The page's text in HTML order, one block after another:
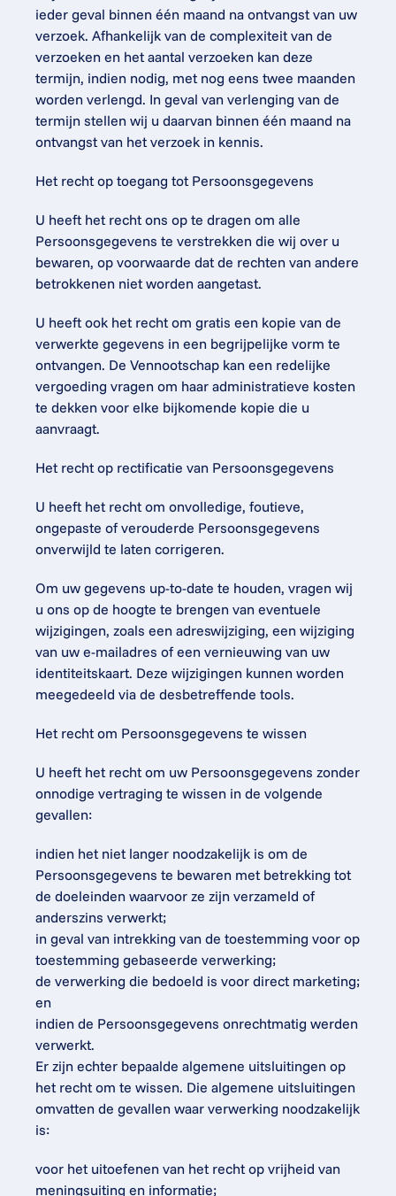
ieder geval binnen één maand na ontvangst van uw
verzoek. Afhankelijk van de complexiteit van de
verzoeken en het aantal verzoeken kan deze
termijn, indien nodig, met nog eens twee maanden
worden verlengd. In geval van verlenging van de
termijn stellen wij u daarvan binnen één maand na
ontvangst van het verzoek in kennis.
Het recht op toegang tot Persoonsgegevens
U heeft het recht ons op te dragen om alle
Persoonsgegevens te verstrekken die wij over u
bewaren, op voorwaarde dat de rechten van andere
betrokkenen niet worden aangetast.
U heeft ook het recht om gratis een kopie van de
verwerkte gegevens in een begrijpelijke vorm te
ontvangen. De Vennootschap kan een redelijke
vergoeding vragen om haar administratieve kosten
te dekken voor elke bijkomende kopie die u
aanvraagt.
Het recht op rectificatie van Persoonsgegevens
U heeft het recht om onvolledige, foutieve,
ongepaste of verouderde Persoonsgegevens
onverwijld te laten corrigeren.
Om uw gegevens up-to-date te houden, vragen wij
u ons op de hoogte te brengen van eventuele
wijzigingen, zoals een adreswijziging, een wijziging
van uw e-mailadres of een vernieuwing van uw
identiteitskaart. Deze wijzigingen kunnen worden
meegedeeld via de desbetreffende tools.
Het recht om Persoonsgegevens te wissen
U heeft het recht om uw Persoonsgegevens zonder
onnodige vertraging te wissen in de volgende
gevallen:
indien het niet langer noodzakelijk is om de
Persoonsgegevens te bewaren met betrekking tot
de doeleinden waarvoor ze zijn verzameld of
anderszins verwerkt;
in geval van intrekking van de toestemming voor op
toestemming gebaseerde verwerking;
de verwerking die bedoeld is voor direct marketing;
en
indien de Persoonsgegevens onrechtmatig werden
verwerkt.
Er zijn echter bepaalde algemene uitsluitingen op
het recht om te wissen. Die algemene uitsluitingen
omvatten de gevallen waar verwerking noodzakelijk
is:
voor het uitoefenen van het recht op vrijheid van
meningsuiting en informatie;